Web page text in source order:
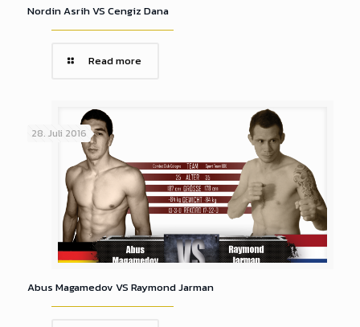
Nordin Asrih VS Cengiz Dana
Read more
28. Juli 2016
Abus Magamedov VS Raymond Jarman